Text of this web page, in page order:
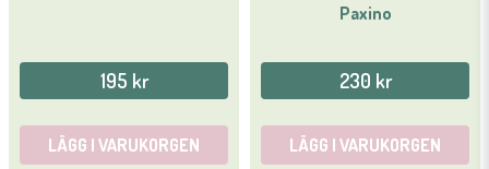
195 kr
LÄGG I VARUKORGEN
Paxino
230 kr
LÄGG I VARUKORGEN